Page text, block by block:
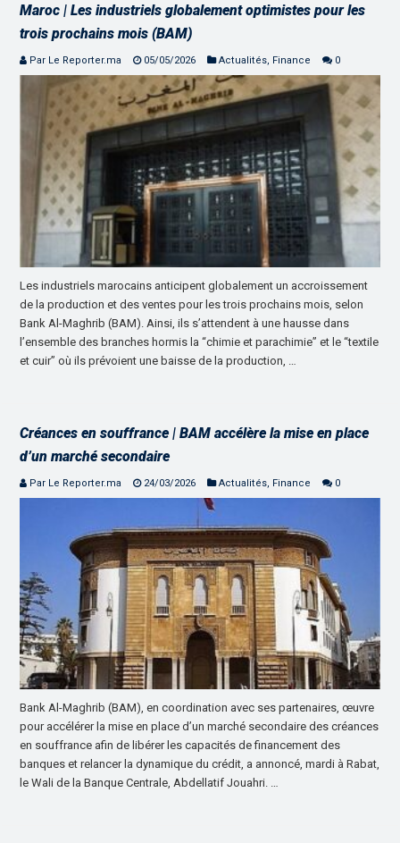
Maroc | Les industriels globalement optimistes pour les
trois prochains mois (BAM)
Par Le Reporter.ma 05/05/2026 Actualités, Finance 0
Les industriels marocains anticipent globalement un accroissement
de la production et des ventes pour les trois prochains mois, selon
Bank Al-Maghrib (BAM). Ainsi, ils s’attendent à une hausse dans
l’ensemble des branches hormis la “chimie et parachimie” et le “textile
et cuir” où ils prévoient une baisse de la production, …
Créances en souffrance | BAM accélère la mise en place
d’un marché secondaire
Par Le Reporter.ma 24/03/2026 Actualités Finance 0
Bank Al-Maghrib (BAM), en coordination avec ses partenaires, œuvre
pour accélérer la mise en place d’un marché secondaire des créances
en souffrance afin de libérer les capacités de financement des
banques et relancer la dynamique du crédit, a annoncé, mardi à Rabat,
le Wali de la Banque Centrale, Abdellatif Jouahri. …